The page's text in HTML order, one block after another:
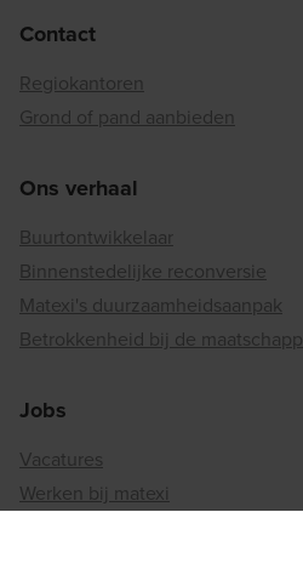
Contact
Regiokantoren
Grond of pand aanbieden
Ons verhaal
Buurtontwikkelaar
Binnenstedelijke reconversie
Matexi's duurzaamheidsaanpak
Betrokkenheid bij de maatschappij
Jobs
Vacatures
Werken bij matexi